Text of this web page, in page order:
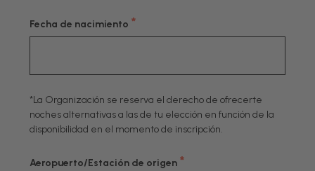
Fecha de nacimiento *
*La Organización se reserva el derecho de ofrecerte
noches alternativas a las de tu elección en función de la
disponibilidad en el momento de inscripción.
Aeropuerto/Estación de origen *